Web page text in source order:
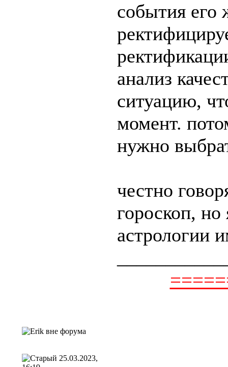
события его
анализ
ситуацию,
момент.
нужно
честно
гороскоп,
астрологии
25.03.2023,